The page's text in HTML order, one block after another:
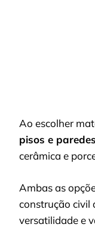
Ao escolher
pisos e paredes
cerâmica e
Ambas as
construção civil
versatilidade e